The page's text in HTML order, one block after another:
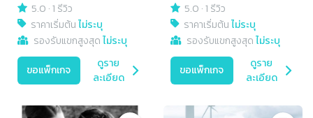
5.0 ·1 รีวิว
ราคาเริ่มต้นไม่ระบุ
รองรับแขกสูงสุดไม่ระบุ
ขอแพ็กเกจ
ดูราย
ละเอียด
5.0 ·1 รีวิว
ราคาเริ่มต้นไม่ระบุ
รองรับแขกสูงสุดไม่ระบุ
ขอแพ็กเกจ
ดูราย
ละเอียด